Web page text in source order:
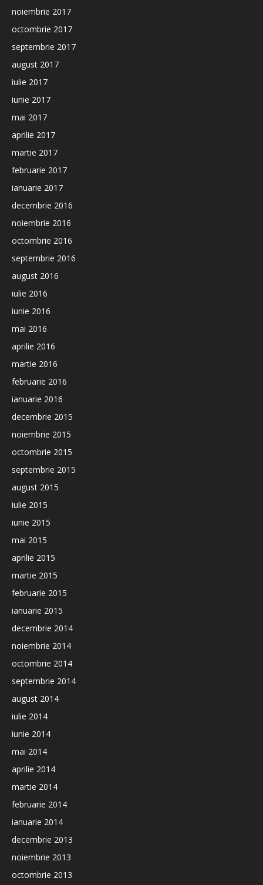
noiembrie 2017
octombrie 2017
septembrie 2017
august 2017
iulie 2017
iunie 2017
mai 2017
aprilie 2017
martie 2017
februarie 2017
ianuarie 2017
decembrie 2016
noiembrie 2016
octombrie 2016
septembrie 2016
august 2016
iulie 2016
iunie 2016
mai 2016
aprilie 2016
martie 2016
februarie 2016
ianuarie 2016
decembrie 2015
noiembrie 2015
octombrie 2015
septembrie 2015
august 2015
iulie 2015
iunie 2015
mai 2015
aprilie 2015
martie 2015
februarie 2015
ianuarie 2015
decembrie 2014
noiembrie 2014
octombrie 2014
septembrie 2014
august 2014
iulie 2014
iunie 2014
mai 2014
aprilie 2014
martie 2014
februarie 2014
ianuarie 2014
decembrie 2013
noiembrie 2013
octombrie 2013